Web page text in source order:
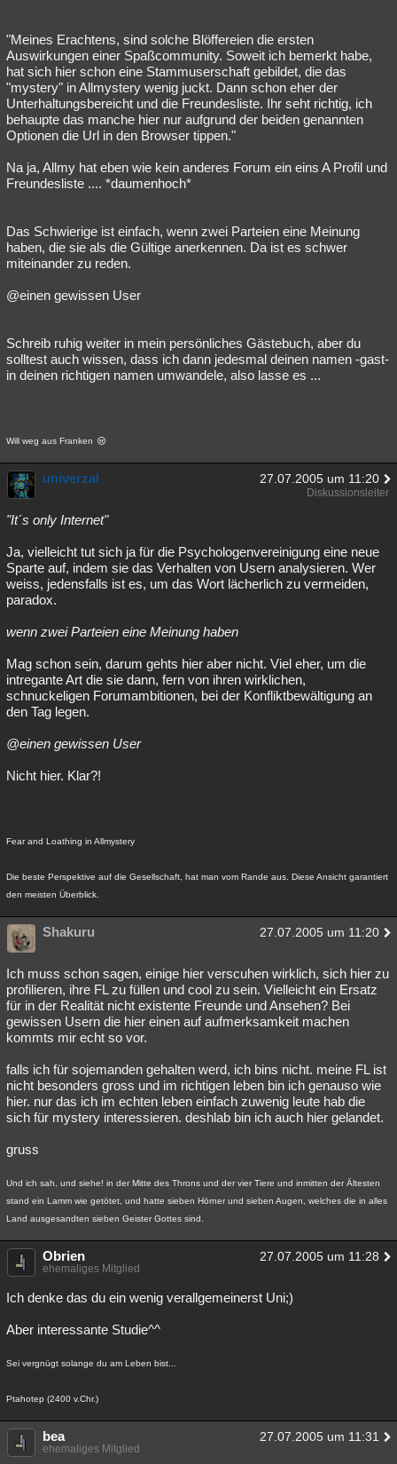
"Meines Erachtens, sind solche Blöffereien die ersten
Auswirkungen einer Spaßcommunity. Soweit ich bemerkt habe,
hat sich hier schon eine Stammuserschaft gebildet, die das
"mystery" in Allmystery wenig juckt. Dann schon eher der
Unterhaltungsbereicht und die Freundesliste. Ihr seht richtig, ich
behaupte das manche hier nur aufgrund der beiden genannten
Optionen die Url in den Browser tippen."
Na ja, Allmy hat eben wie kein anderes Forum ein eins A Profil und
Freundesliste .... *daumenhoch*
Das Schwierige ist einfach, wenn zwei Parteien eine Meinung
haben, die sie als die Gültige anerkennen. Da ist es schwer
miteinander zu reden.
@einen gewissen User
Schreib ruhig weiter in mein persönliches Gästebuch, aber du
solltest auch wissen, dass ich dann jedesmal deinen namen -gast-
in deinen richtigen namen umwandele, also lasse es ...
Will weg aus Franken
univerzal 27.07.2005 um 11:20
Diskussionsleiter
"It´s only Internet"
Ja, vielleicht tut sich ja für die Psychologenvereinigung eine neue
Sparte auf, indem sie das Verhalten von Usern analysieren. Wer
weiss, jedensfalls ist es, um das Wort lächerlich zu vermeiden,
paradox.
wenn zwei Parteien eine Meinung haben
Mag schon sein, darum gehts hier aber nicht. Viel eher, um die
intregante Art die sie dann, fern von ihren wirklichen,
schnuckeligen Forumambitionen, bei der Konfliktbewältigung an
den Tag legen.
@einen gewissen User
Nicht hier. Klar?!
Fear and Loathing in Allmystery
Die beste Perspektive auf die Gesellschaft, hat man vom Rande aus. Diese Ansicht garantiert
den meisten Überblick.
Shakuru 27.07.2005 um 11:20
Ich muss schon sagen, einige hier verscuhen wirklich, sich hier zu
profilieren, ihre FL zu füllen und cool zu sein. Vielleicht ein Ersatz
für in der Realität nicht existente Freunde und Ansehen? Bei
gewissen Usern die hier einen auf aufmerksamkeit machen
kommts mir echt so vor.
falls ich für sojemanden gehalten werd, ich bins nicht. meine FL ist
nicht besonders gross und im richtigen leben bin ich genauso wie
hier. nur das ich im echten leben einfach zuwenig leute hab die
sich für mystery interessieren. deshlab bin ich auch hier gelandet.
gruss
Und ich sah, und siehe! in der Mitte des Throns und der vier Tiere und inmitten der Ältesten
stand ein Lamm wie getötet, und hatte sieben Hörner und sieben Augen, welches die in alles
Land ausgesandten sieben Geister Gottes sind.
Obrien 27.07.2005 um 11:28
ehemaliges Mitglied
Ich denke das du ein wenig verallgemeinerst Uni;)
Aber interessante Studie^^
Sei vergnügt solange du am Leben bist...
Ptahotep (2400 v.Chr.)
bea 27.07.2005 um 11:31
ehemaliges Mitglied